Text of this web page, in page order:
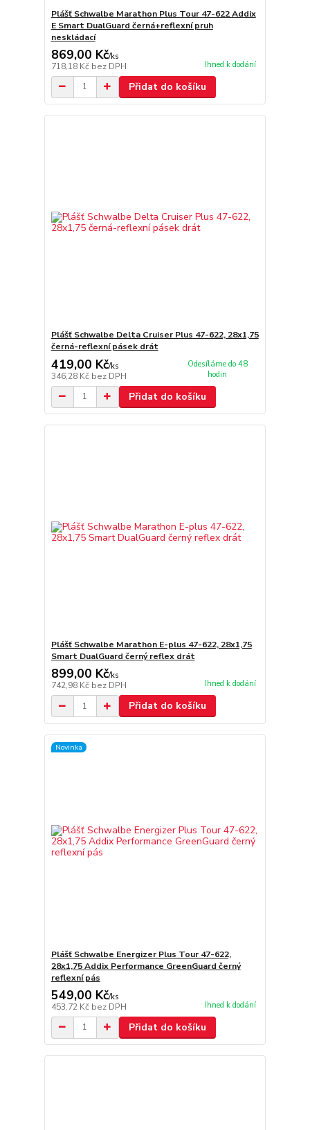
Plášť Schwalbe Marathon Plus Tour 47-622 Addix
E Smart DualGuard černá+reflexní pruh
neskládací
869,00 Kč/ks
718,18 Kč bez DPH Ihned k dodání
Přidat do košíku
Plášť Schwalbe Delta Cruiser Plus 47-622, 28x1,75
černá-reflexní pásek drát
419,00 Kč/ks
346,28 Kč bez DPH
Odesíláme do 48
hodin
Přidat do košíku
Plášť Schwalbe Marathon E-plus 47-622, 28x1,75
Smart DualGuard černý reflex drát
899,00 Kč/ks
742,98 Kč bez DPH Ihned k dodání
Přidat do košíku
Novinka
Plášť Schwalbe Energizer Plus Tour 47-622,
28x1,75 Addix Performance GreenGuard černý
reflexní pás
549,00 Kč/ks
453,72 Kč bez DPH Ihned k dodání
Přidat do košíku